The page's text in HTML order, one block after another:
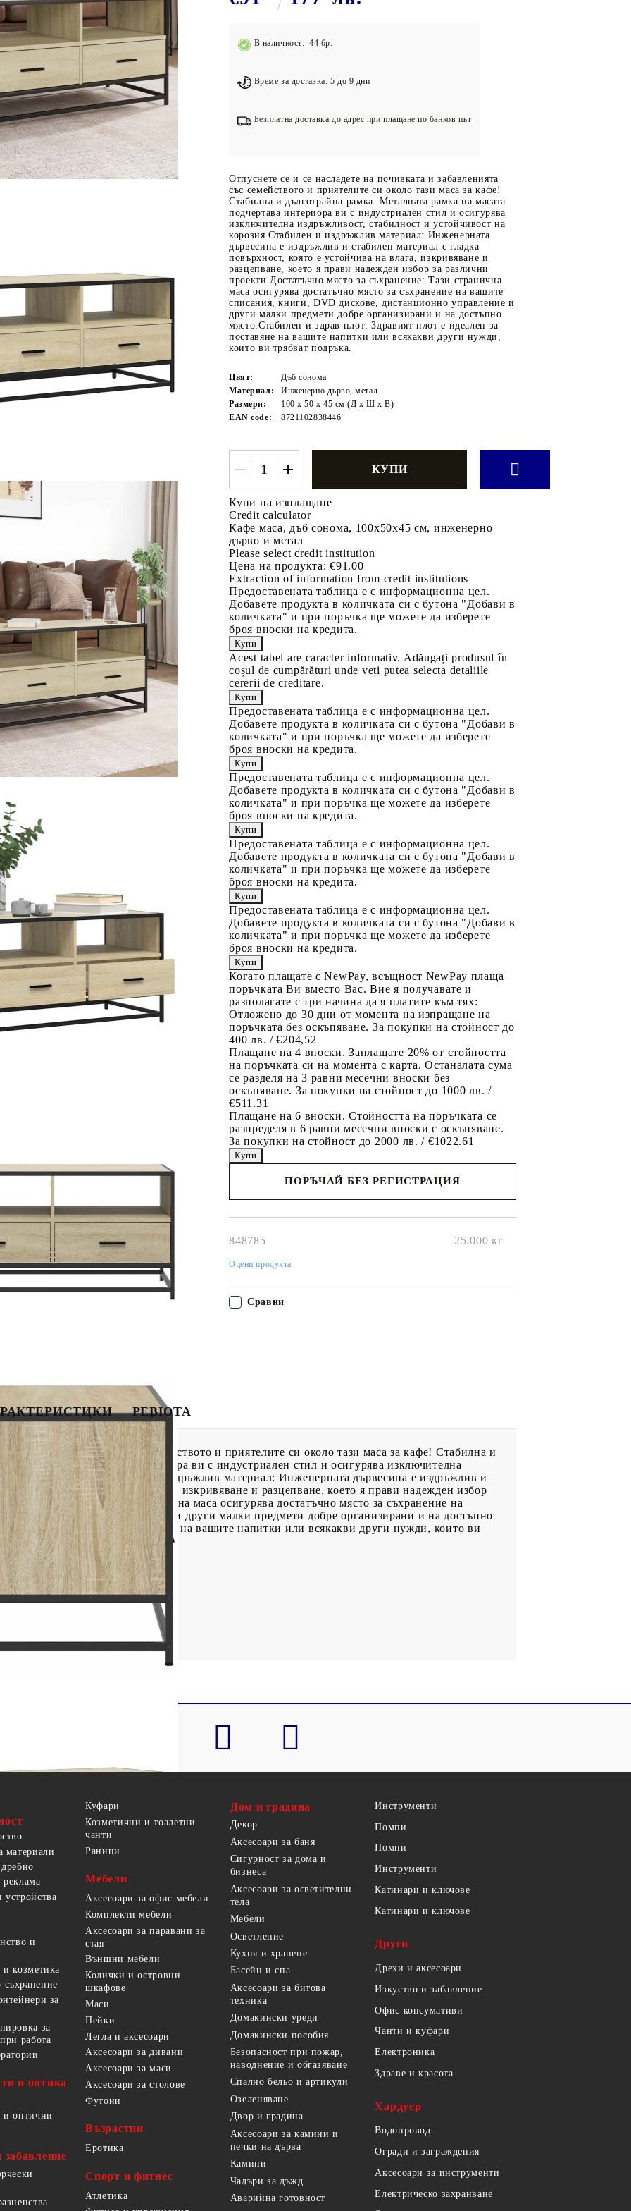
Подложки за фитнес уреди
Лостове за набиране
Силови кули
Йога и пилатес
В наличност: 44 бр.
Време за доставка: 5 до 9 дни
Безплатна доставка до адрес при плащане по банков път
Отпуснете се и се насладете на почивката и забавленията
със семейството и приятелите си около тази маса за кафе!
Стабилна и дълготрайна рамка: Металната рамка на масата
подчертава интериора ви с индустриален стил и осигурява
изключителна издръжливост, стабилност и устойчивост на
корозия.Стабилен и издръжлив материал: Инженерната
дървесина е издръжлив и стабилен материал с гладка
повърхност, която е устойчива на влага, изкривяване и
разцепване, което я прави надежден избор за различни
проекти.Достатъчно място за съхранение: Тази странична
маса осигурява достатъчно място за съхранение на вашите
списания, книги, DVD дискове, дистанционно управление и
други малки предмети добре организирани и на достъпно
място.Стабилен и здрав плот: Здравият плот е идеален за
поставяне на вашите напитки или всякакви други нужди,
които ви трябват подръка.
Цвят:
Дъб сонома
Материал:
Инженерно дърво, метал
Размери:
100 x 50 x 45 см (Д x Ш x В)
EAN code:
8721102838446
Купи на изплащане
Credit calculator
Кафе маса, дъб сонома, 100x50x45 см, инженерно
дърво и метал
Please select credit institution
Цена на продукта: €91.00
Extraction of information from credit institutions
Предоставената таблица е с информационна цел.
Добавете продукта в количката си с бутона "Добави в
количката" и при поръчка ще можете да изберете
броя вноски на кредита.
Acest tabel are caracter informativ. Adăugați produsul în
coșul de cumpărături unde veți putea selecta detaliile
cererii de creditare.
Предоставената таблица е с информационна цел.
Добавете продукта в количката си с бутона "Добави в
количката" и при поръчка ще можете да изберете
броя вноски на кредита.
Предоставената таблица е с информационна цел.
Добавете продукта в количката си с бутона "Добави в
количката" и при поръчка ще можете да изберете
броя вноски на кредита.
Предоставената таблица е с информационна цел.
Добавете продукта в количката си с бутона "Добави в
количката" и при поръчка ще можете да изберете
броя вноски на кредита.
Предоставената таблица е с информационна цел.
Добавете продукта в количката си с бутона "Добави в
количката" и при поръчка ще можете да изберете
броя вноски на кредита.
Когато плащате с NewPay, всъщност NewPay плаща
поръчката Ви вместо Вас. Вие я получавате и
разполагате с три начина да я платите към тях:
Отложено до 30 дни от момента на изпращане на
поръчката без оскъпяване. За покупки на стойност до
400 лв. / €204,52
Плащане на 4 вноски. Заплащате 20% от стойността
на поръчката си на момента с карта. Останалата сума
се разделя на 3 равни месечни вноски без
оскъпяване. За покупки на стойност до 1000 лв. /
€511.31
Плащане на 6 вноски. Стойността на поръчката се
разпределя в 6 равни месечни вноски с оскъпяване.
За покупки на стойност до 2000 лв. / €1022.61
ПОРЪЧАЙ БЕЗ РЕГИСТРАЦИЯ
848785 25.000 кг
Оцени продукта
Сравни
РЕВЮТА
и забавленията със семейството и приятелите си около тази маса за кафе! Стабилна и
на масата подчертава интериора ви с индустриален стил и осигурява изключителна
на корозия.Стабилен и издръжлив материал: Инженерната дървесина е издръжлив и
която е устойчива на влага, изкривяване и разцепване, което я прави надежден избор
за съхранение: Тази странична маса осигурява достатъчно място за съхранение на
дистанционно управление и други малки предмети добре организирани и на достъпно
плот е идеален за поставяне на вашите напитки или всякакви други нужди, които ви
x Ш x В)
материали
и
козметика
за
за
работа
и оптика
и оптични
забавление
Куфари
Козметични и тоалетни
чанти
Раници
Мебели
Аксесоари за офис мебели
Комплекти мебели
Аксесоари за паравани за
стая
Външни мебели
Колички и островни
шкафове
Маси
Пейки
Легла и аксесоари
Аксесоари за дивани
Аксесоари за маси
Аксесоари за столове
Футони
Възрастни
Еротика
Спорт и фитнес
Атлетика
Дом и градина
Декор
Аксесоари за баня
Сигурност за дома и
бизнеса
Аксесоари за осветителни
тела
Мебели
Осветление
Кухня и хранене
Басейн и спа
Аксесоари за битова
техника
Домакински уреди
Домакински пособия
Безопасност при пожар,
наводнение и обгазяване
Спално бельо и артикули
Озеленяване
Двор и градина
Аксесоари за камини и
печки на дърва
Камини
Чадъри за дъжд
Аварийна готовност
Инструменти
Помпи
Помпи
Инструменти
Катинари и ключове
Катинари и ключове
Други
Дрехи и аксесоари
Изкуство и забавление
Офис консумативи
Чанти и куфари
Електроника
Здраве и красота
Хардуер
Водопровод
Огради и заграждения
Аксесоари за инструменти
Електрическо захранване